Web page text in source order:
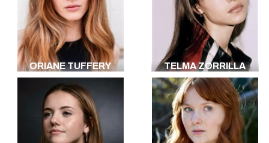
ORIANE TUFFERY TELMA ZORRILLA